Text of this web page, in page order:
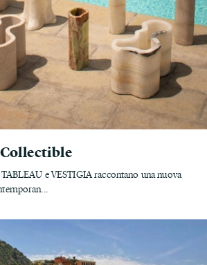
e VESTIGIA raccontano una nuova